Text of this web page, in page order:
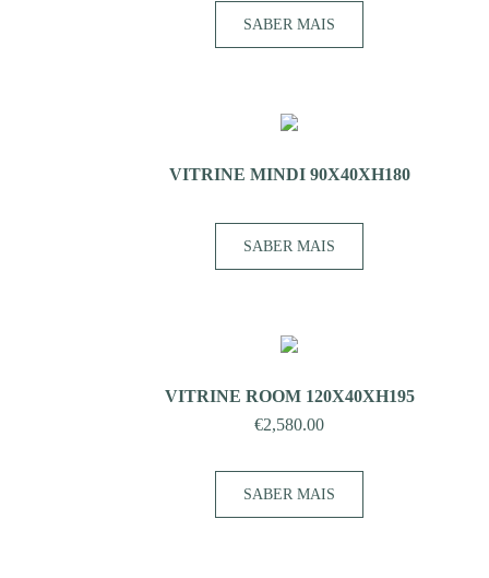
SABER MAIS
VITRINE MINDI 90X40XH180
SABER MAIS
VITRINE ROOM 120X40XH195
€2,580.00
SABER MAIS